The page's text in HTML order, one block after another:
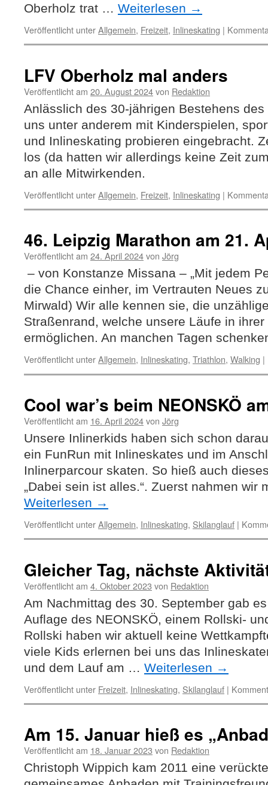
Oberholz trat … Weiterlesen →
Veröffentlicht unterAllgemein, Freizeit, Inlineskating |
LFV Oberholz mal anders
Veröffentlicht am 20. August 2024von Redaktion
Anlässlich des 30-jährigen Bestehens des
uns unter anderem mit Kinderspielen,
und Inlineskating probieren eingebracht.
los (da hatten wir allerdings keine Zeit
an alle Mitwirkenden.
Veröffentlicht unterAllgemein, Freizeit, Inlineskating |
46. Leipzig Marathon am 21.
Veröffentlicht am 24. April 2024von Jörg
– von Konstanze Missana – „Mit jedem
die Chance einher, im Vertrauten Neues
Mirwald) Wir alle kennen sie, die
Straßenrand, welche unsere Läufe in
ermöglichen. An manchen Tagen
Veröffentlicht unterAllgemein, Inlineskating, Triathlon, Walking |
Cool war’s beim NEONSKÖ
Veröffentlicht am 16. April 2024von Jörg
Unsere Inlinerkids haben sich schon
ein FunRun mit Inlineskates und im
Inlinerparcour skaten. So hieß auch
„Dabei sein ist alles.“. Zuerst nahmen wir
Weiterlesen →
Veröffentlicht unterAllgemein, Inlineskating, Skilanglauf |
Gleicher Tag, nächste
Veröffentlicht am 4. Oktober 2023 von Redaktion
Am Nachmittag des 30. September gab
Auflage des NEONSKÖ, einem Rollski-
Rollski haben wir aktuell keine
viele Kids erlernen bei uns das
und dem Lauf am … Weiterlesen →
Veröffentlicht unter Freizeit, Inlineskating, Skilanglauf |
Am 15. Januar hieß es
Veröffentlicht am 18. Januar 2023 von Redaktion
Christoph Wippich kam 2011 eine